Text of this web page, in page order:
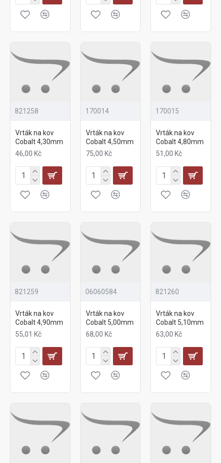
821258
Vrták na kov
Cobalt 4,30mm
46,00 Kč
170014
Vrták na kov
Cobalt 4,50mm
75,00 Kč
170015
Vrták na kov
Cobalt 4,80mm
51,00 Kč
821259
Vrták na kov
Cobalt 4,90mm
55,01 Kč
06060584
Vrták na kov
Cobalt 5,00mm
68,00 Kč
821260
Vrták na kov
Cobalt 5,10mm
63,00 Kč